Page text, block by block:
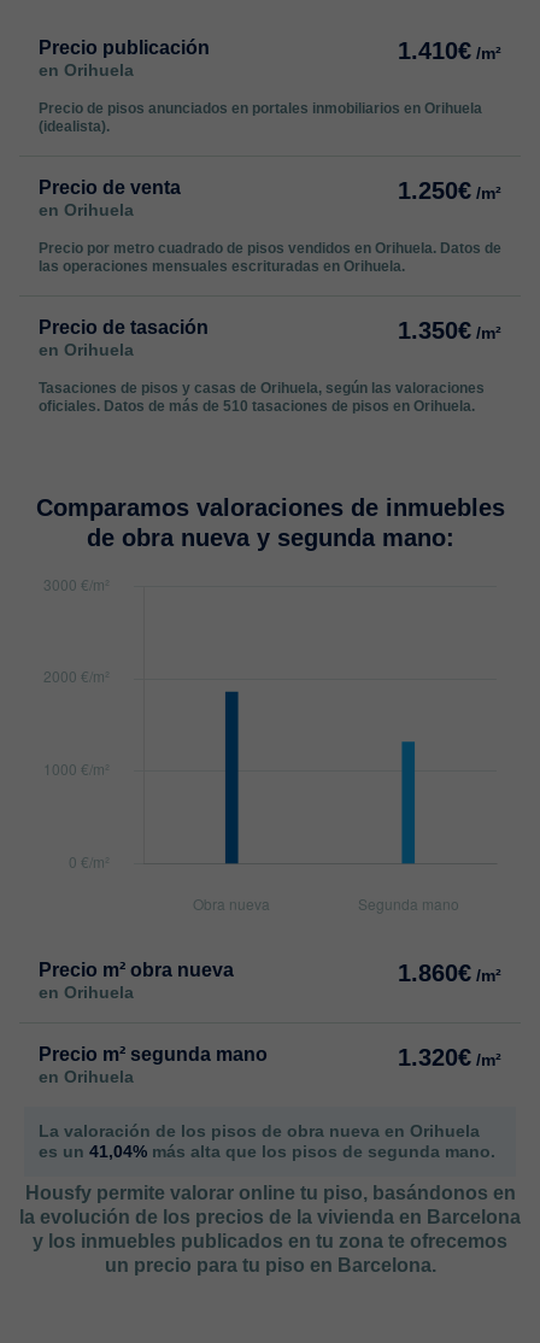
Precio publicación
en Orihuela
1.410€ /m²
Precio de pisos anunciados en portales inmobiliarios en Orihuela
(idealista).
Precio de venta
en Orihuela
1.250€ /m²
Precio por metro cuadrado de pisos vendidos en Orihuela. Datos de
las operaciones mensuales escrituradas en Orihuela.
Precio de tasación
en Orihuela
1.350€ /m²
Tasaciones de pisos y casas de Orihuela, según las valoraciones
oficiales. Datos de más de 510 tasaciones de pisos en Orihuela.
Comparamos valoraciones de inmuebles
de obra nueva y segunda mano:
Precio m² obra nueva
en Orihuela
1.860€ /m²
Precio m² segunda mano
en Orihuela
1.320€ /m²
La valoración de los pisos de obra nueva en Orihuela
es un 41,04% más alta que los pisos de segunda mano.
Housfy permite valorar online tu piso, basándonos en
la evolución de los precios de la vivienda en Barcelona
y los inmuebles publicados en tu zona te ofrecemos
un precio para tu piso en Barcelona.